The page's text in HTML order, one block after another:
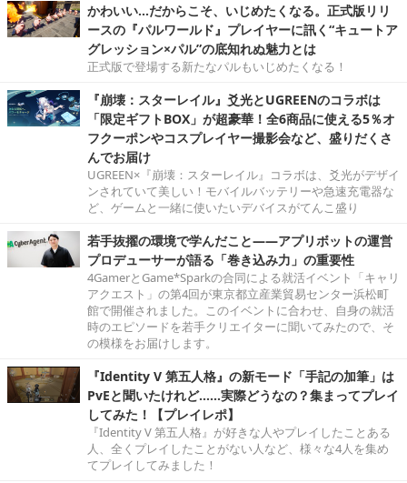
かわいい…だからこそ、いじめたくなる。正式版リリ
ースの『パルワールド』プレイヤーに訊く“キュートア
グレッション×パル”の底知れぬ魅力とは
正式版で登場する新たなパルもいじめたくなる！
『崩壊：スターレイル』爻光とUGREENのコラボは
「限定ギフトBOX」が超豪華！全6商品に使える5％オ
フクーポンやコスプレイヤー撮影会など、盛りだくさ
んでお届け
UGREEN×『崩壊：スターレイル』コラボは、爻光がデザイ
ンされていて美しい！モバイルバッテリーや急速充電器な
ど、ゲームと一緒に使いたいデバイスがてんこ盛り
若手抜擢の環境で学んだこと――アプリボットの運営
プロデューサーが語る「巻き込み力」の重要性
4GamerとGame*Sparkの合同による就活イベント「キャリ
アクエスト」の第4回が東京都立産業貿易センター浜松町
館で開催されました。このイベントに合わせ、自身の就活
時のエピソードを若手クリエイターに聞いてみたので、そ
の模様をお届けします。
『Identity V 第五人格』の新モード「手記の加筆」は
PvEと聞いたけれど……実際どうなの？集まってプレイ
してみた！【プレイレポ】
『Identity V 第五人格』が好きな人やプレイしたことある
人、全くプレイしたことがない人など、様々な4人を集め
てプレイしてみました！